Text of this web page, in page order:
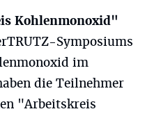
Kohlenmonoxid"
Symposiums
im
die Teilnehmer
"Arbeitskreis